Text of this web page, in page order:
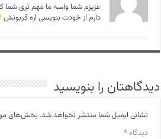
عزیزم شما واسه ما مهم تری
دارم از خودت بنویسی اره قربونش
دیدگاهتان را بنویسید
نشانی ایمیل شما منتشر نخواهد شد. بخش‌های
دیدگاه*